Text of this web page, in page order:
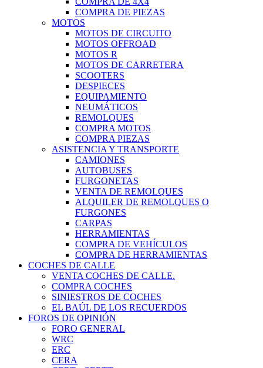
COMPRA DE PIEZAS
MOTOS
MOTOS DE CIRCUITO
MOTOS OFFROAD
MOTOS R
MOTOS DE CARRETERA
SCOOTERS
DESPIECES
EQUIPAMIENTO
NEUMÁTICOS
REMOLQUES
COMPRA MOTOS
COMPRA PIEZAS
ASISTENCIA Y TRANSPORTE
CAMIONES
AUTOBUSES
FURGONETAS
VENTA DE REMOLQUES
ALQUILER DE REMOLQUES O
FURGONES
CARPAS
HERRAMIENTAS
COMPRA DE VEHÍCULOS
COMPRA DE HERRAMIENTAS
COCHES DE CALLE
VENTA COCHES DE CALLE.
COMPRA COCHES
SINIESTROS DE COCHES
EL BAÚL DE LOS RECUERDOS
FOROS DE OPINIÓN
FORO GENERAL
WRC
ERC
CERA